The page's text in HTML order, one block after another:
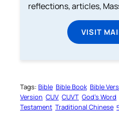
reflections, articles,
VISIT
Tags: Bible Bible Book Bible
Version CUV CUVT God’s Word
Testament Traditional Chinese